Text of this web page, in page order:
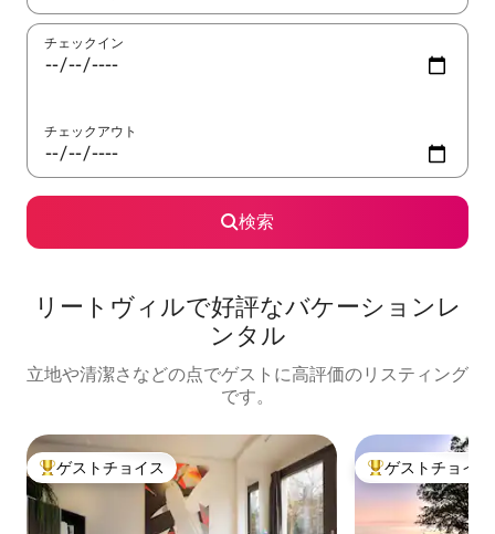
チェックイン
チェックアウト
検索
リートヴィルで好評なバケーションレ
ンタル
立地や清潔さなどの点でゲストに高評価のリスティング
です。
大好評のゲストチョイスです。
ゲストチョイス 大好評のゲスト
ゲストチョイス